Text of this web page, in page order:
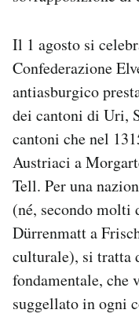
Il 1 agosto si
Confederazione
antiasburgico
dei cantoni di Uri,
cantoni che nel
Austriaci a
Tell. Per una
(né, secondo molti
Dürrenmatt a
culturale), si tratta
fondamentale, che
suggellato in ogni